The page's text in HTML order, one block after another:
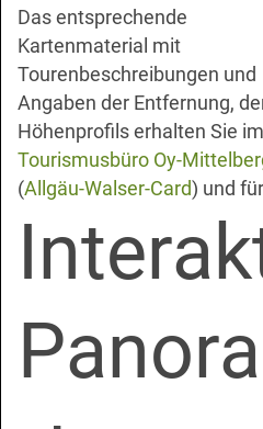
Das entsprechende
Kartenmaterial mit
Tourenbeschreibungen und
Angaben der Entfernung,
Höhenprofils erhalten Sie im
Tourismusbüro Oy-
(Allgäu-Walser-Card) und